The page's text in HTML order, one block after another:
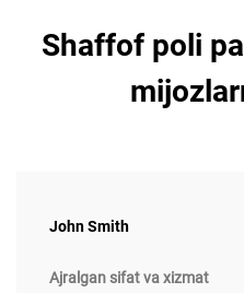
Shaffof poli
John Smith
Ajralgan sifat va xizmat